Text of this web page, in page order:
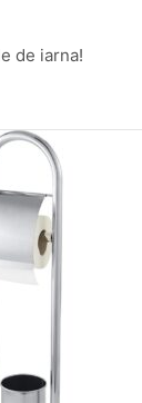
de iarna!